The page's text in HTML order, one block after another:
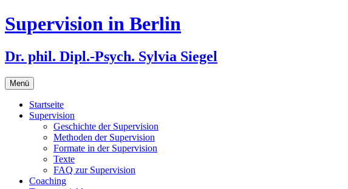
Zum
Inhalt
Supervision in Berlin
Dr. phil. Dipl.-Psych. Sylvia Siegel
Menü
Startseite
Supervision
Geschichte der Supervision
Methoden der Supervision
Formate in der Supervision
Texte
FAQ zur Supervision
Coaching